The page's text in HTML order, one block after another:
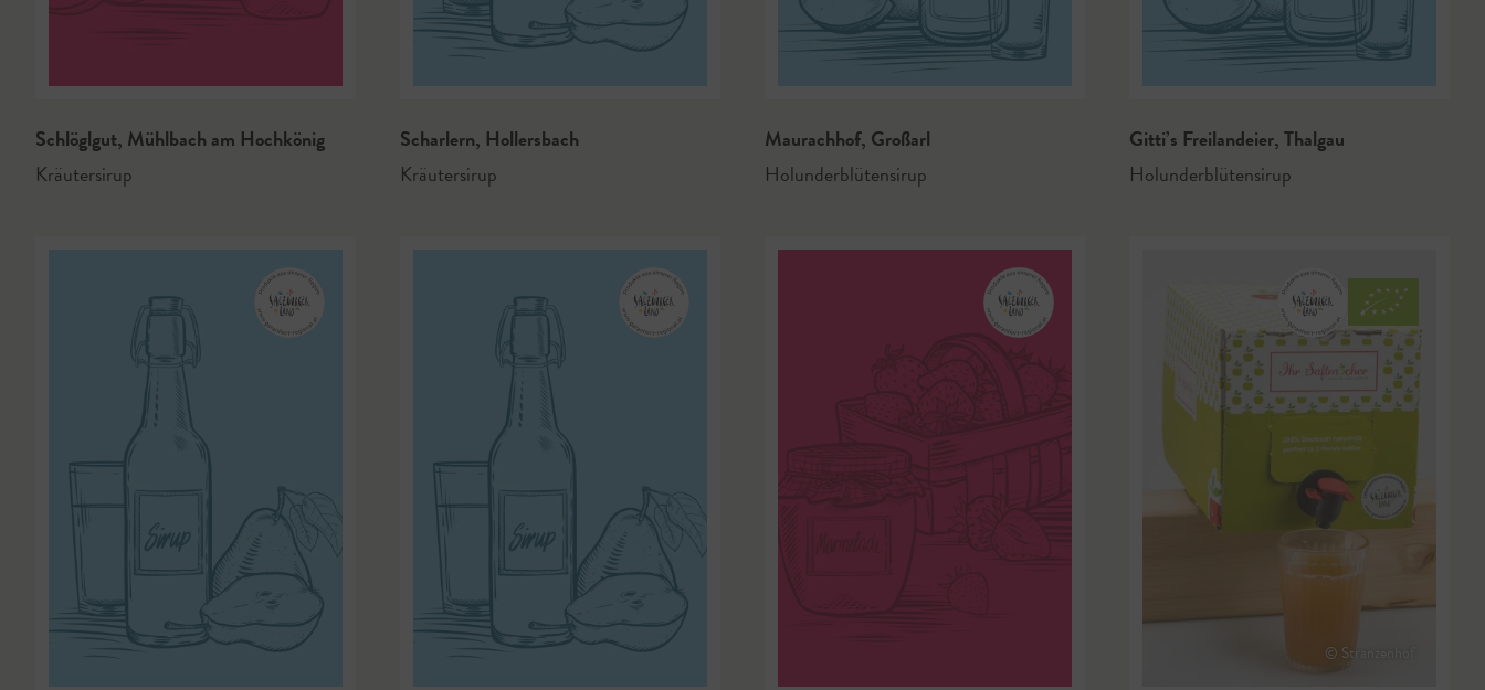
Schlöglgut, Mühlbach am Hochkönig
Kräutersirup
Scharlern, Hollersbach
Kräutersirup
Maurachhof, Großarl
Holunderblütensirup
Gitti’s Freilandeier,Thalgau
Holunderblütensirup
© Stranzenhof